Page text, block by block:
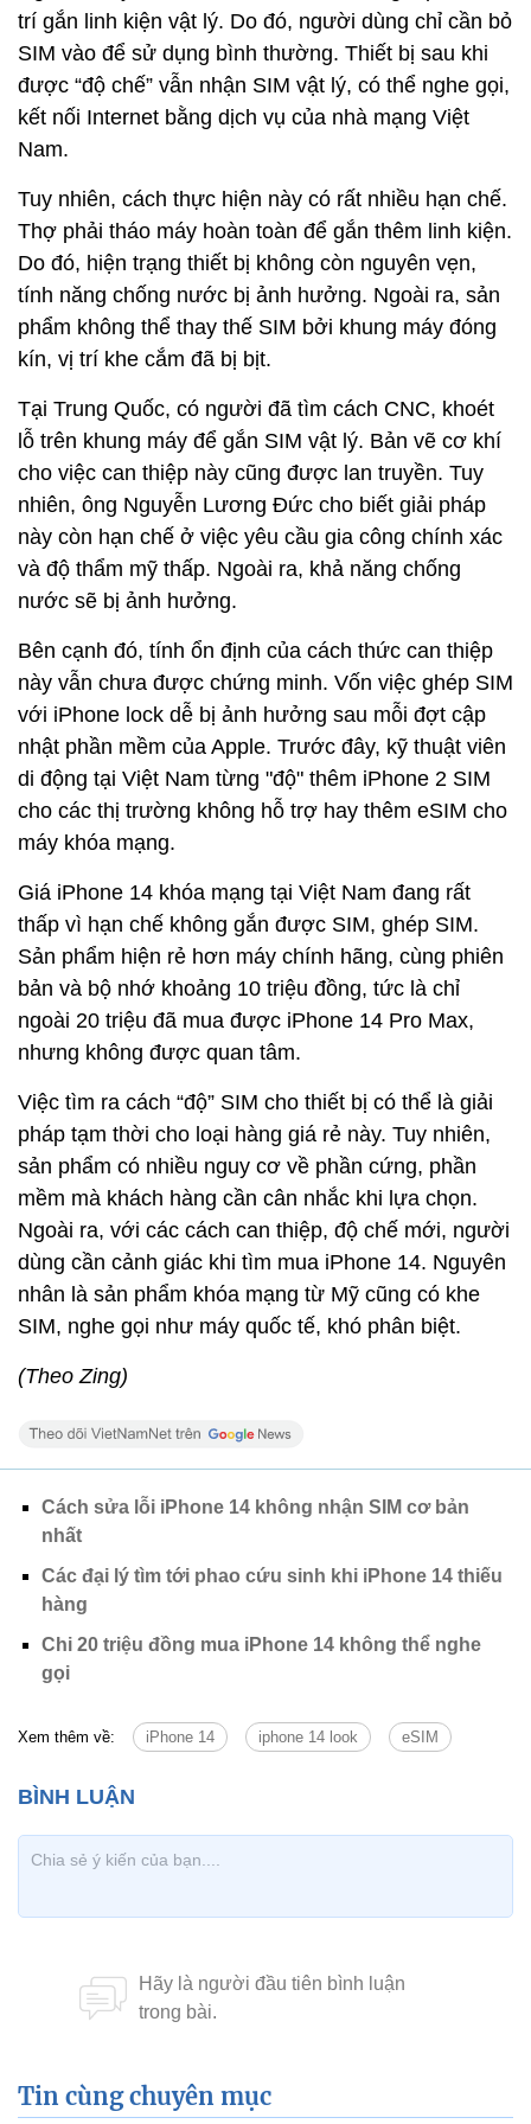
trí gắn linh kiện vật lý. Do đó, người dùng chỉ cần bỏ
SIM vào để sử dụng bình thường. Thiết bị sau khi
được “độ chế” vẫn nhận SIM vật lý, có thể nghe gọi,
kết nối Internet bằng dịch vụ của nhà mạng Việt
Nam.
Tuy nhiên, cách thực hiện này có rất nhiều hạn chế.
Thợ phải tháo máy hoàn toàn để gắn thêm linh kiện.
Do đó, hiện trạng thiết bị không còn nguyên vẹn,
tính năng chống nước bị ảnh hưởng. Ngoài ra, sản
phẩm không thể thay thế SIM bởi khung máy đóng
kín, vị trí khe cắm đã bị bịt.
Tại Trung Quốc, có người đã tìm cách CNC, khoét
lỗ trên khung máy để gắn SIM vật lý. Bản vẽ cơ khí
cho việc can thiệp này cũng được lan truyền. Tuy
nhiên, ông Nguyễn Lương Đức cho biết giải pháp
này còn hạn chế ở việc yêu cầu gia công chính xác
và độ thẩm mỹ thấp. Ngoài ra, khả năng chống
nước sẽ bị ảnh hưởng.
Bên cạnh đó, tính ổn định của cách thức can thiệp
này vẫn chưa được chứng minh. Vốn việc ghép SIM
với iPhone lock dễ bị ảnh hưởng sau mỗi đợt cập
nhật phần mềm của Apple. Trước đây, kỹ thuật viên
di động tại Việt Nam từng "độ" thêm iPhone 2 SIM
cho các thị trường không hỗ trợ hay thêm eSIM cho
máy khóa mạng.
Giá iPhone 14 khóa mạng tại Việt Nam đang rất
thấp vì hạn chế không gắn được SIM, ghép SIM.
Sản phẩm hiện rẻ hơn máy chính hãng, cùng phiên
bản và bộ nhớ khoảng 10 triệu đồng, tức là chỉ
ngoài 20 triệu đã mua được iPhone 14 Pro Max,
nhưng không được quan tâm.
Việc tìm ra cách “độ” SIM cho thiết bị có thể là giải
pháp tạm thời cho loại hàng giá rẻ này. Tuy nhiên,
sản phẩm có nhiều nguy cơ về phần cứng, phần
mềm mà khách hàng cần cân nhắc khi lựa chọn.
Ngoài ra, với các cách can thiệp, độ chế mới, người
dùng cần cảnh giác khi tìm mua iPhone 14. Nguyên
nhân là sản phẩm khóa mạng từ Mỹ cũng có khe
SIM, nghe gọi như máy quốc tế, khó phân biệt.
(Theo Zing)
Cách sửa lỗi iPhone 14 không nhận SIM cơ bản
nhất
Các đại lý tìm tới phao cứu sinh khi iPhone 14 thiếu
hàng
Chi 20 triệu đồng mua iPhone 14 không thể nghe
gọi
Xem thêm về: iPhone 14 iphone 14 look eSIM
Tin cùng chuyên mục